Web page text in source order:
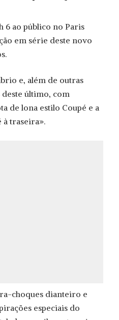
6 ao público no Paris
em série deste novo
e, além de outras
deste último, com
de lona estilo Coupé e a
à traseira».
choques dianteiro e
especiais do